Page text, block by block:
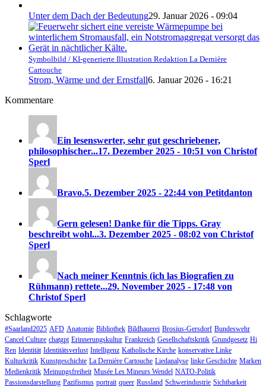
Unter dem Dach der Bedeutung29. Januar 2026 - 09:04
Symbolbild / KI-generierte Illustration Redaktion La Dernière
Cartouche
Strom, Wärme und der Ernstfall6. Januar 2026 - 16:21
Kommentare
Ein lesenswerter, sehr gut geschriebener,
philosophischer...17. Dezember 2025 - 10:51 von Christof
Sperl
Bravo.5. Dezember 2025 - 22:44 von Petitdanton
Gern gelesen! Danke für die Tipps. Gray
beschreibt wohl...3. Dezember 2025 - 08:02 von Christof
Sperl
Nach meiner Kenntnis (ich las Biografien zu
Rühmann) rettete...29. November 2025 - 17:48 von
Christof Sperl
Schlagworte
#Saarland2025 AFD Anatomie Bibliothek Bildhauerei Brosius-Gersdorf Bundeswehr
Cancel Culture chatgpt Erinnerungskultur Frankreich Gesellschaftskritik Grundgesetz Hi
Ren Identität Identitätsverlust Intelligenz Katholische Kirche konservative Linke
Kulturkritik Kunstgeschichte La Dernière Cartouche Liedanalyse linke Geschichte Marken
Medienkritik Meinungsfreiheit Musée Les Mineurs Wendel NATO-Politik
Passionsdarstellung Pazifismus portrait queer Russland Schwerindustrie Sichtbarkeit